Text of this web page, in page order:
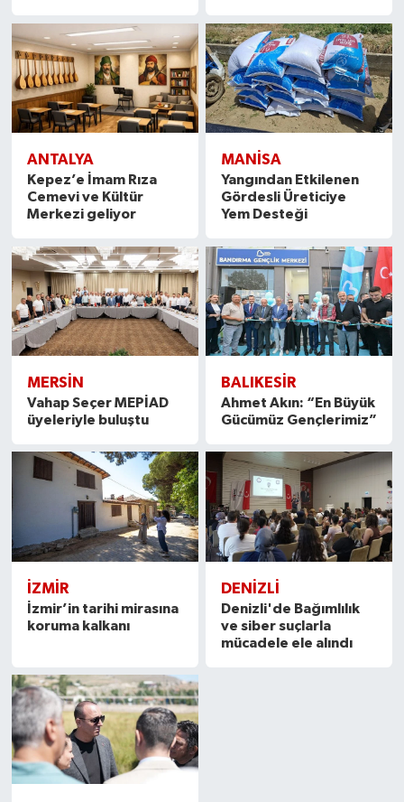
ANTALYA
Kepez’e İmam Rıza
Cemevi ve Kültür
Merkezi geliyor
MANISA
Yangından Etkilenen
Gördesli Üreticiye
Yem Desteği
MERSIN
Vahap Seçer MEPİAD
üyeleriyle buluştu
BALIKESIR
Ahmet Akın: “En Büyük
Gücümüz Gençlerimiz”
İZMIR
İzmir’in tarihi mirasına
koruma kalkanı
DENIZLI
Denizli'de Bağımlılık
ve siber suçlarla
mücadele ele alındı